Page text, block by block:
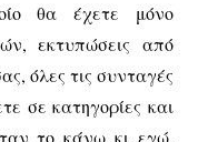
θα έχετε μόνο
εκτυπώσεις από
όλες τις συνταγές
σε κατηγορίες και
το κάνω κι εγώ.